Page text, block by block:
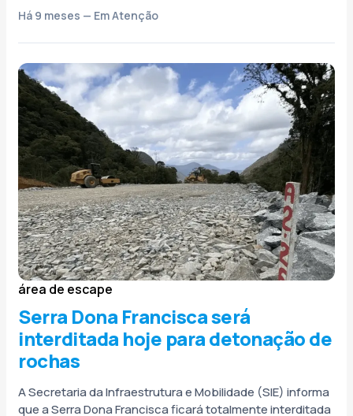
Há 9 meses — Em Atenção
área de escape
Serra Dona Francisca será
interditada hoje para detonação de
rochas
A Secretaria da Infraestrutura e Mobilidade (SIE) informa
que a Serra Dona Francisca ficará totalmente interditada